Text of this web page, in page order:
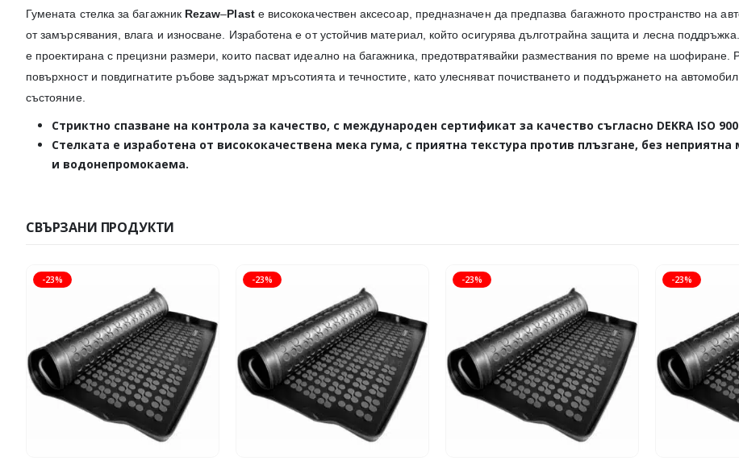
Гумената стелка за багажник Rezaw–Plastе висококачествен аксесоар, предназначен да предпазва багажното пространство на
от замърсявания, влага и износване. Изработена е от устойчив материал, който осигурява дълготрайна защита и лесна
е проектирана с прецизни размери, които пасват идеално на багажника, предотвратявайки размествания по време на шофиране.
повърхност и повдигнатите ръбове задържат мръсотията и течностите, като улесняват почистването и поддържането на
състояние.
Стриктно спазване на контрола за качество, с международен сертификат за качество съгласно DEKRA ISO
Стелката е изработена от висококачествена мека гума, с приятна текстура против плъзгане, без
и водонепромокаема.
СВЪРЗАНИ ПРОДУКТИ
-23% -23% -23% -23%